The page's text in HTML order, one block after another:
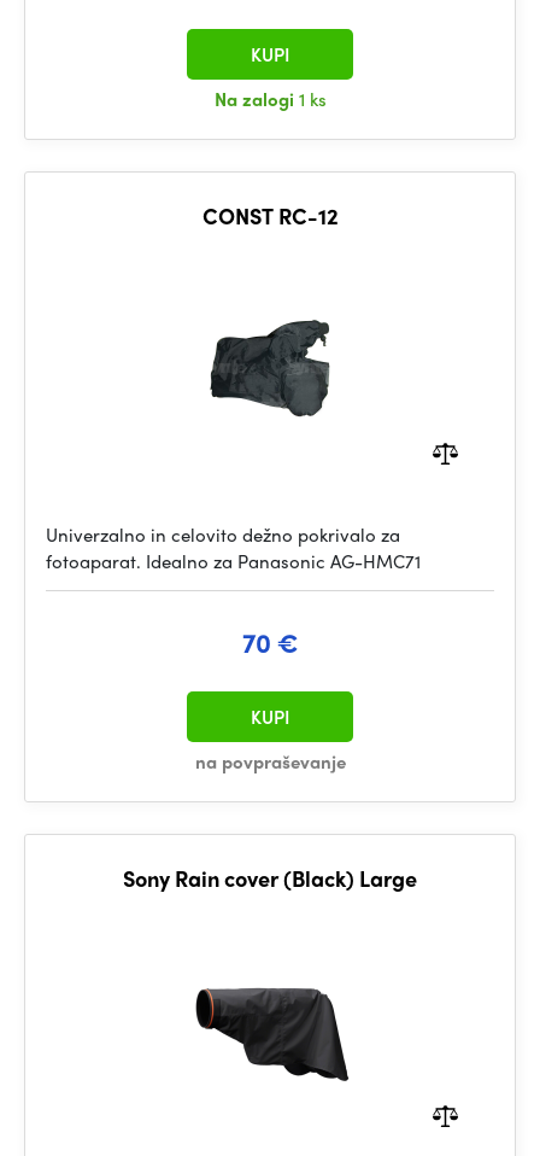
Na zalogi 1 ks
KUPI
CONST RC-12
Univerzalno in celovito dežno pokrivalo za
fotoaparat. Idealno za Panasonic AG-HMC71
70 €
na povpraševanje
KUPI
Sony Rain cover (Black) Large